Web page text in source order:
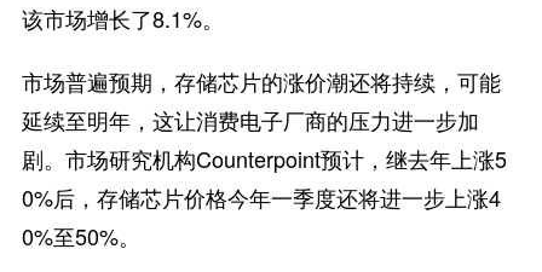
该市场增长了8.1%。
市场普遍预期，存储芯片的涨价潮还将持续，可能
延续至明年，这让消费电子厂商的压力进一步加
剧。市场研究机构Counterpoint预计，继去年上涨5
0%后，存储芯片价格今年一季度还将进一步上涨4
0%至50%。